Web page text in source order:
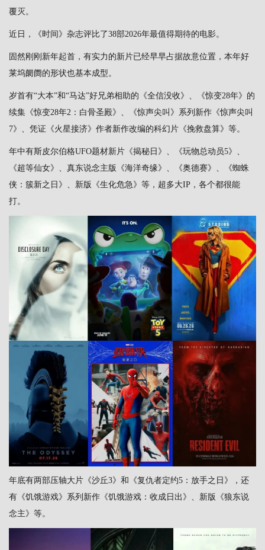
覆灭。
近日，《时间》杂志评比了38部2026年最值得期待的电影。
固然刚刚新年起首，有实力的新片已经早早占据故意位置，本年好
莱坞阛阓的形状也基本成型。
岁首有“大本”和“马达”好兄弟相助的《全信没收》、《惊变28年》的
续集《惊变28年2：白骨圣殿》、《惊声尖叫》系列新作《惊声尖叫
7》、凭证《火星接济》作者新作改编的科幻片《挽救盘算》等。
年中有斯皮尔伯格UFO题材新片《揭秘日》、《玩物总动员5》、
《超等仙女》、真东说念主版《海洋奇缘》、《奥德赛》、《蜘蛛
侠：簇新之日》、新版《生化危急》等，超多大IP，各个都很能
打。
年底有两部压轴大片《沙丘3》和《复仇者定约5：放手之日》，还
有《饥饿游戏》系列新作《饥饿游戏：收成日出》、新版《狼东说
念主》等。